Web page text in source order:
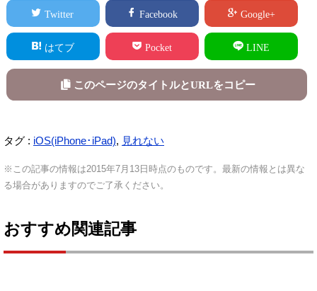
Twitter Facebook Google+
はてブ Pocket LINE
このページのタイトルとURLをコピー
タグ : iOS(iPhone･iPad), 見れない
※この記事の情報は2015年7月13日時点のものです。最新の情報とは異な
る場合がありますのでご了承ください。
おすすめ関連記事